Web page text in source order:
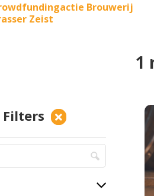
Brouwerij
Zeist
Filters
1